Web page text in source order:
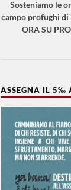
Sosteniamo le
campo profughi di
ORA SU
ASSEGNA IL 5‰